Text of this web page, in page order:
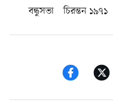
বন্ধুসভা
চিরন্তন ১৯৭১